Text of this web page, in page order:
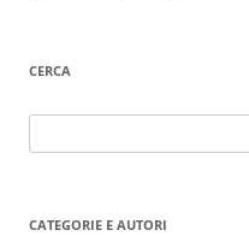
CERCA
per:
CATEGORIE E AUTORI